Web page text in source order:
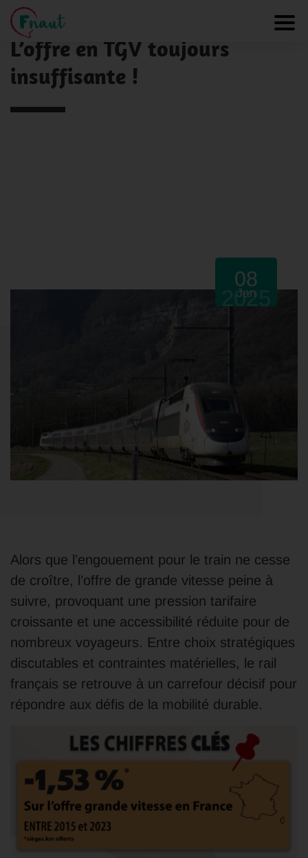
Panneau de gestion des cookies
NOS ACTUALITÉS
L’offre en TGV toujours
insuffisante !
08
Jan
2025
Alors que l’engouement pour le train ne cesse
de croître, l’offre de grande vitesse peine à
suivre, provoquant une pression tarifaire
croissante et une accessibilité réduite pour de
nombreux voyageurs. Entre choix stratégiques
discutables et contraintes matérielles, le rail
français se retrouve à un carrefour décisif pour
répondre aux défis de la mobilité durable.